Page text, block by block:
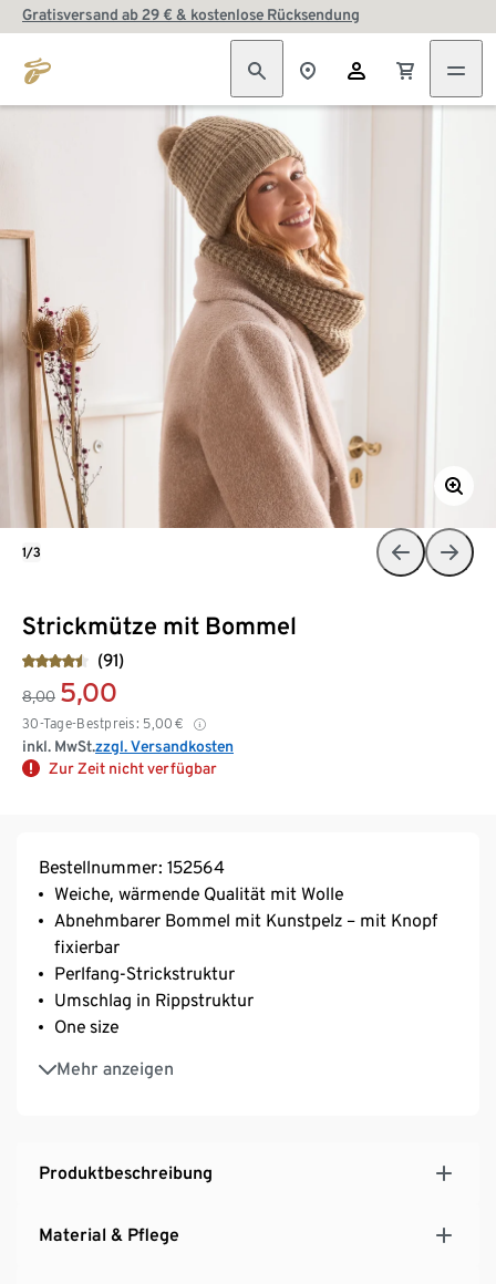
Gratisversand ab 29 € & kostenlose Rücksendung
Strickmütze mit Bommel
(91)
8,00 5,00
30-Tage-Bestpreis: 5,00 €
inkl. MwSt.zzgl. Versandkosten
Zur Zeit nicht verfügbar
1/3
Bestellnummer: 152564
Weiche, wärmende Qualität mit Wolle
Abnehmbarer Bommel mit Kunstpelz – mit Knopf
fixierbar
Perlfang-Strickstruktur
Umschlag in Rippstruktur
One size
Mehr anzeigen
Mit Elasthan: formbeständig, perfekter Sitz, hoher
Tragekomfort
Produktbeschreibung
Material & Pflege